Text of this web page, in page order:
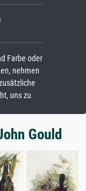
Farbe oder
nehmen
uns zu
Gould